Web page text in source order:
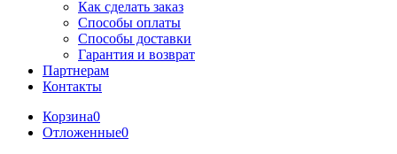
Как сделать заказ
Способы оплаты
Способы доставки
Гарантия и возврат
Партнерам
Контакты
Корзина0
Отложенные0